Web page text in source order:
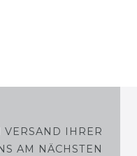
IHRER
AM NÄCHSTEN